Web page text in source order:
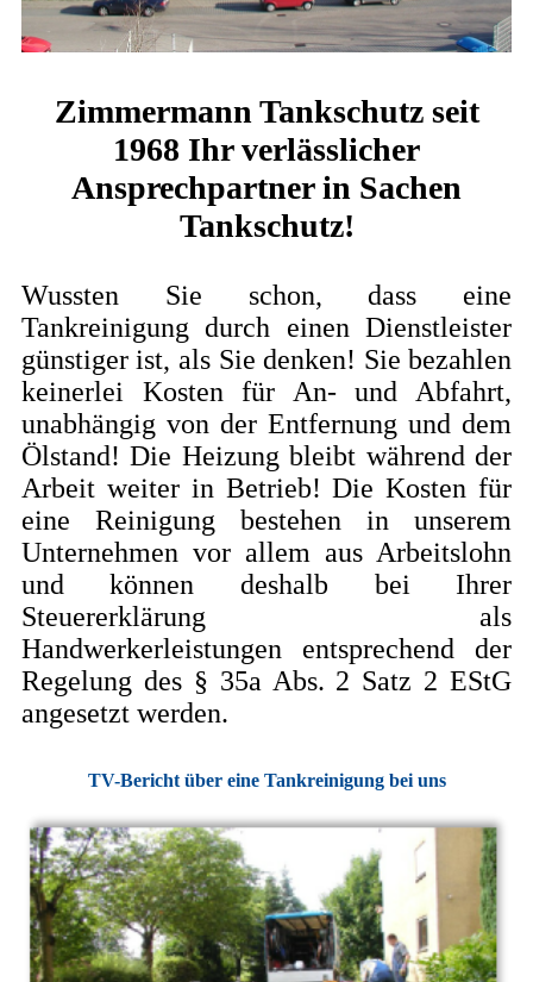
Zimmermann Tankschutz seit
1968 Ihr verlässlicher
Ansprechpartner in Sachen
Tankschutz!
Wussten Sie schon, dass eine
Tankreinigung durch einen Dienstleister
günstiger ist, als Sie denken! Sie bezahlen
keinerlei Kosten für An- und Abfahrt,
unabhängig von der Entfernung unddem
Ölstand! Die Heizung bleibt während der
Arbeit weiter in Betrieb! Die Kosten für
eine Reinigung bestehen in unserem
Unternehmen vor allem aus Arbeitslohn
und können deshalb bei Ihrer
Steuererklärung als
Handwerkerleistungen entsprechend der
Regelung des § 35a Abs. 2 Satz 2 EStG
angesetzt werden.
TV-Bericht über eine Tankreinigung bei uns